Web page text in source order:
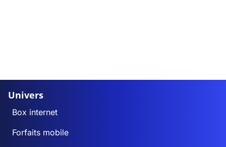
Univers
Box internet
Forfaits mobile